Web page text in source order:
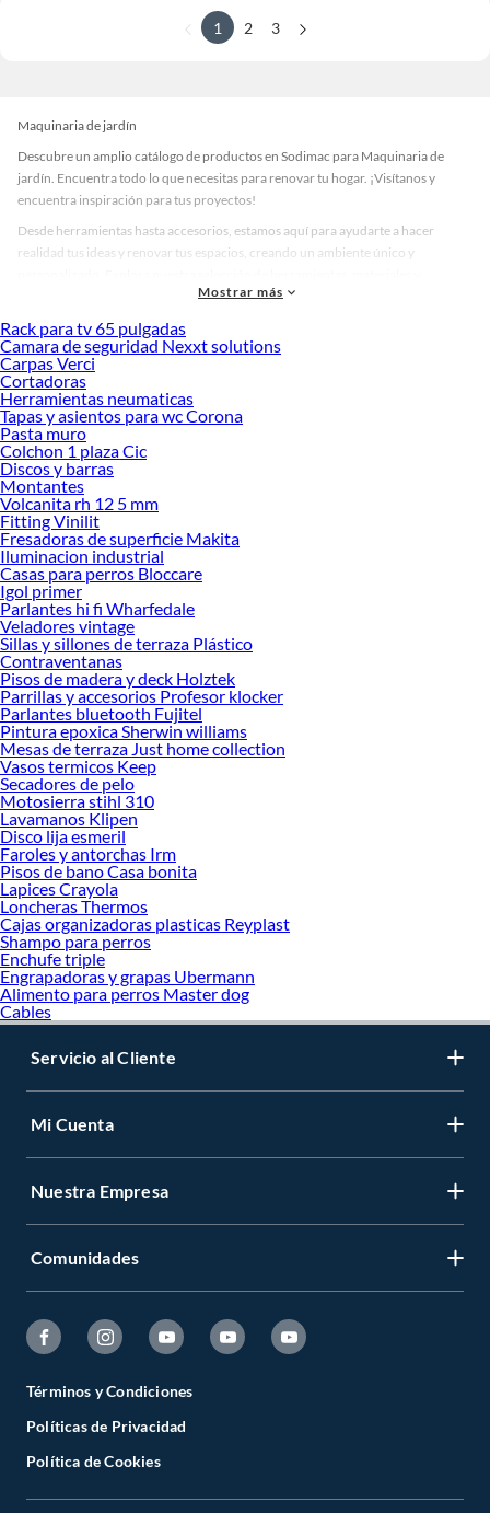
1 2 3
Maquinaria de jardín
Descubre un amplio catálogo de productos en Sodimac para Maquinaria de
jardín. Encuentra todo lo que necesitas para renovar tu hogar. ¡Visítanos y
encuentra inspiración para tus proyectos!
Desde herramientas hasta accesorios, estamos aquí para ayudarte a hacer
realidad tus ideas y renovar tus espacios, creando un ambiente único y
accesorios de calidad que te ayudarán a crear un espacio más tú.
Desde remodelaciones hasta proyectos de decoración, estamos aquí para hacer
tus ideas realidad. ¡Visítanos y encuentra todo lo que tenemos para ofrecerte en
Maquinaria de jardín!
Explora la variedad de productos de Maquinaria de jardín en Sodimac
Herramientas, materiales y accesorios de calidad para tus proyectos y
renovación de espacios. ¡Visítanos y descubre todo lo que tenemos para
ofrecerte!
Encuentra una amplia variedad de productos de Maquinaria de jardín en
Sodimac. Encuentra todo lo necesario para tus proyectos de renovación y
decoración. ¡Visítanos y haz tus ideas realidad!
Mostrar más
Rack para tv 65 pulgadas
Camara de seguridad Nexxt solutions
Carpas Verci
Cortadoras
Herramientas neumaticas
Tapas y asientos para wc Corona
Pasta muro
Colchon 1 plaza Cic
Discos y barras
Montantes
Volcanita rh 12 5 mm
Fitting Vinilit
Fresadoras de superficie Makita
Iluminacion industrial
Casas para perros Bloccare
Igol primer
Parlantes hi fi Wharfedale
Veladores vintage
Sillas y sillones de terraza Plástico
Contraventanas
Pisos de madera y deck Holztek
Parrillas y accesorios Profesor klocker
Parlantes bluetooth Fujitel
Pintura epoxica Sherwin williams
Mesas de terraza Just home collection
Vasos termicos Keep
Secadores de pelo
Motosierra stihl 310
Lavamanos Klipen
Disco lija esmeril
Faroles y antorchas Irm
Pisos de bano Casa bonita
Lapices Crayola
Loncheras Thermos
Cajas organizadoras plasticas Reyplast
Shampo para perros
Enchufe triple
Engrapadoras y grapas Ubermann
Alimento para perros Master dog
Cables
Servicio al Cliente
Mi Cuenta
Nuestra Empresa
Comunidades
Términos y Condiciones
Políticas de Privacidad
Política de Cookies